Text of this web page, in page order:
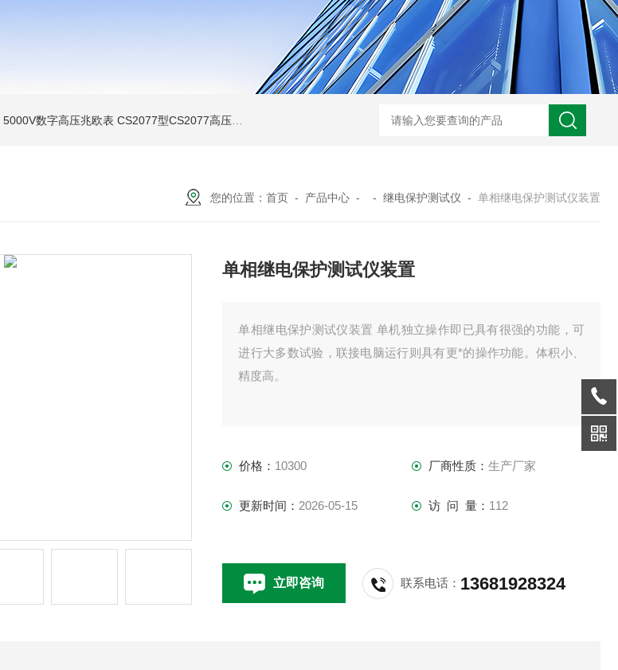
5000V数字高压兆欧表 CS2077型CS2077高压兆欧表校验仪 GM-5KV-20KV型可调高压兆欧表GM-5KV-20KV nl3203型
您的位置： 首页 - 产品中心 - - 继电保护测试仪 - 单相继电保护测试仪装置
单相继电保护测试仪装置
单相继电保护测试仪装置 单机独立操作即已具有很强的功能，可
进行大多数试验，联接电脑运行则具有更*的操作功能。体积小、
精度高。
价格： 10300 厂商性质： 生产厂家
更新时间： 2026-05-15 访 问 量： 112
立即咨询 联系电话： 13681928324